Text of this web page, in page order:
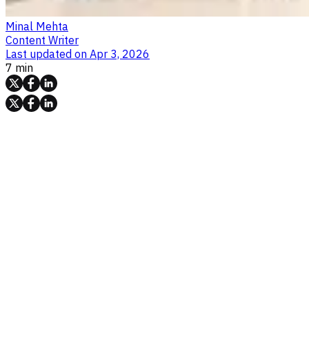
Minal Mehta
Content Writer
Last updated on Apr 3, 2026
7 min